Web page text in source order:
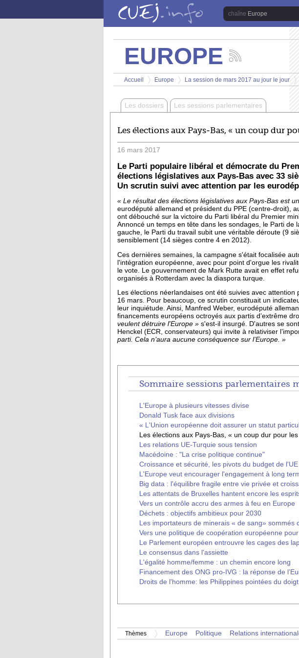
Europe
EUROPE
les
actualités
de
chaîne
Europe
Vous êtes ici
Accueil
>
Europe
>
La session de mars 2017 au jour le jour
>
Les dossiers Les sessions parlementaires
Les élections aux Pays-Bas, « un coup dur
16 mars 2017
Le Parti populaire libéral et démocrate du
élections législatives aux Pays-Bas avec 33
Un scrutin suivi avec attention par les
« Le résultat des élections législatives aux Pays-Bas est
eurodéputé allemand et président du PPE (centre-droit),
ont débouché sur la victoire du Parti libéral du Premier
Annoncé un temps en tête dans les sondages, le Parti
gauche, le Parti du travail subit une véritable déroute (9
sensiblement (14 sièges contre 4 en 2012).
Ces dernières semaines, la campagne s'était focalisée
l'intégration européenne, avec pour point d'orgue les
le vote. Le gouvernement de Mark Rutte avait en effet
organisés à Rotterdam avec la diaspora turque.
Les élections néerlandaises ont été suivies avec
16 mars. Pour beaucoup, ce scrutin constituait un
leur inquiétude. Ainsi, Manfred Weber, eurodéputé
financements européens octroyés aux partis d’extrême
veulent détruire l'Europe » s'est-il insurgé. D'autres se
Henckel (ECR, conservateurs) qui invite à relativiser
parti. Cela n’aura aucune conséquence sur l’Europe. »
Sommaire sessions parlementaires
L'Europe à plusieurs vitesses divise
Donald Tusk face aux divisions
« L'Union européenne doit assurer un statut
Les élections aux Pays-Bas, « un coup dur pour
Les relations UE-Turquie sous tension
Macédoine : "La crise politique continue"
Croissance et sécurité, les pivots du budget de
L'Europe veut encourager l'engagement à long
Big data : l'équilibre fragile entre vie privée et
Les attentats de Bruxelles hantent encore les
Vers un contrôle accru des armes à feu en Europe
Déchets : objectifs ambitieux pour 2030
Les importateurs de minerais « de sang» sommés
Vers une politique de coopération européenne pour
Le Parlement européen entrouvre les cages des
Le consensus dans l'assiette
L'égalité homme/femme : un chemin encore long
Financement des ONG pro-IVG : la réponse de
Droits de l'homme: les Philippines pointées du doigt
Thèmes Europe Politique Relations